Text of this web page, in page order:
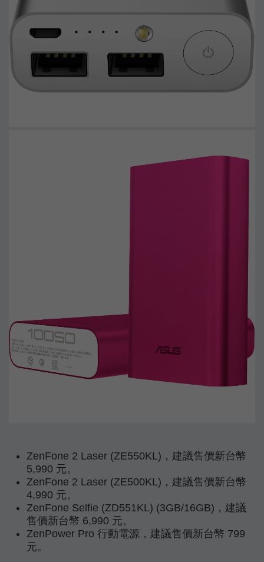
ZenFone 2 Laser (ZE550KL)，建議售價新台幣
5,990 元。
ZenFone 2 Laser (ZE500KL)，建議售價新台幣
4,990 元。
ZenFone Selfie (ZD551KL) (3GB/16GB)，建議
售價新台幣 6,990 元。
ZenPower Pro 行動電源，建議售價新台幣 799
元。